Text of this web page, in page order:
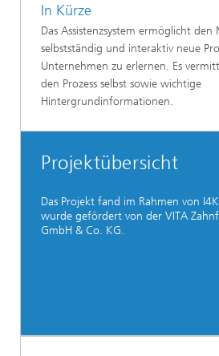
In Kürze
Das Assistenzsystem ermöglicht
selbstständig und interaktiv neue
Unternehmen zu erlernen. Es
den Prozess selbst sowie wichtige
Hintergrundinformationen.
Projektübersicht
Das Projekt fand im Rahmen von
wurde gefördert von der VITA
GmbH & Co. KG.